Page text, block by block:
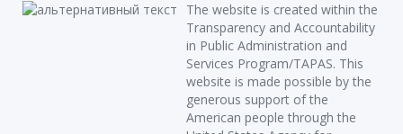
The website is created within the
Transparency and Accountability
in Public Administration and
Services Program/TAPAS. This
website is made possible by the
generous support of the
American people through the